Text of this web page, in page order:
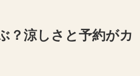
？涼しさと予約がカ